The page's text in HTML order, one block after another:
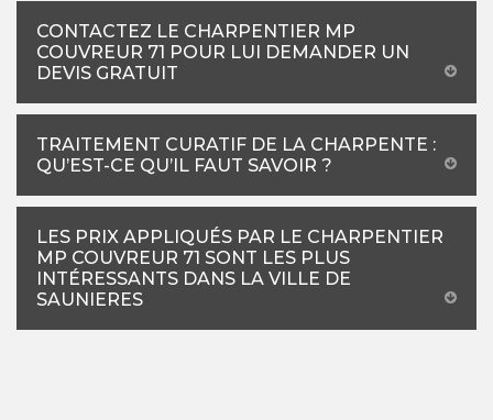
CONTACTEZ LE CHARPENTIER MP
COUVREUR 71 POUR LUI DEMANDER UN
DEVIS GRATUIT
TRAITEMENT CURATIF DE LA CHARPENTE :
QU’EST-CE QU’IL FAUT SAVOIR ?
LES PRIX APPLIQUÉS PAR LE CHARPENTIER
MP COUVREUR 71 SONT LES PLUS
INTÉRESSANTS DANS LA VILLE DE
SAUNIERES